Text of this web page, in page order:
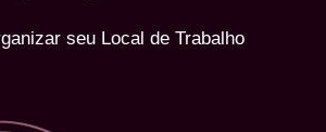
seu Local de Trabalho